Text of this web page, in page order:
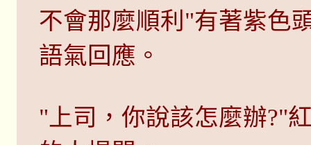
不會那麼順利"有著紫色
語氣回應。
"上司，你說該怎麼辦?"